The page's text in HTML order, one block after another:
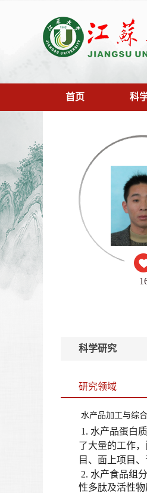
首页 科
科学研究
研究领域
水产品加工与综
1. 水产品蛋白
了大量的工作
目、面上项目
2. 水产食品组
性多肽及活性